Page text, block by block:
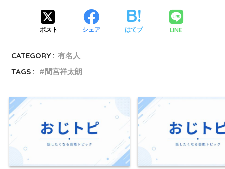
ポスト シェア はてブ LINE
CATEGORY : 有名人
TAGS :
間宮祥太朗